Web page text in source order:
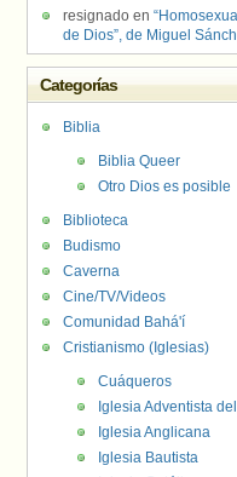
resignado en
de Dios”, de Miguel
Categorías
Biblia
Biblia Queer
Otro Dios es posible
Biblioteca
Budismo
Caverna
Cine/TV/Videos
Comunidad Bahá'í
Cristianismo (Iglesias)
Cuáqueros
Iglesia Adventista
Iglesia Anglicana
Iglesia Bautista